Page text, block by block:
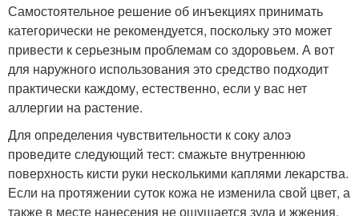
Самостоятельное решение об инъекциях принимать
категорически не рекомендуется, поскольку это может
привести к серьезным проблемам со здоровьем. А вот
для наружного использования это средство подходит
практически каждому, естественно, если у вас нет
аллергии на растение.
Для определения чувствительности к соку алоэ
проведите следующий тест: смажьте внутреннюю
поверхность кисти руки несколькими каплями лекарства.
Если на протяжении суток кожа не изменила свой цвет, а
также в месте нанесения не ощущается зуда и жжения,